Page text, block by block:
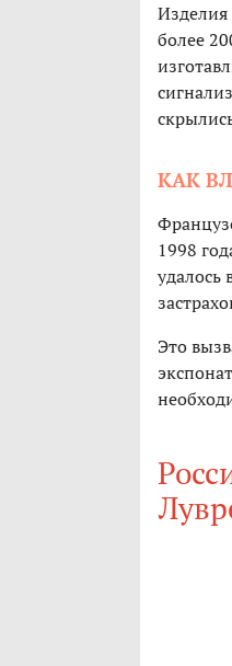
более
КАК
1998
удалось
Это